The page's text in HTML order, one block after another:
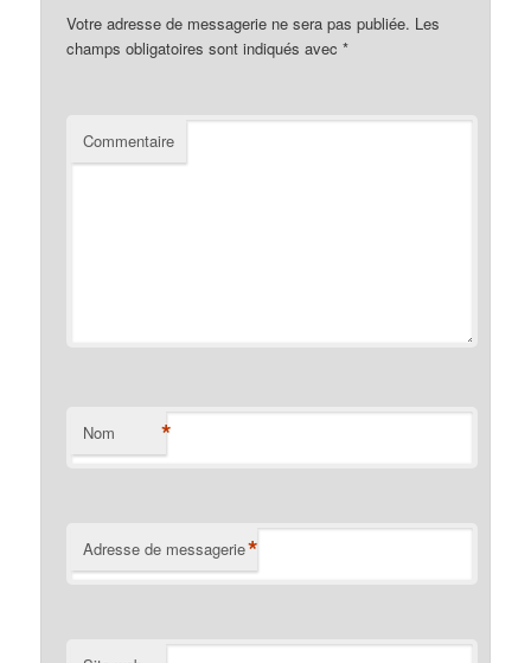
Votre adresse de messagerie ne sera pas publiée. Les
champs obligatoires sont indiqués avec*
Commentaire
Nom *
Adresse de messagerie*